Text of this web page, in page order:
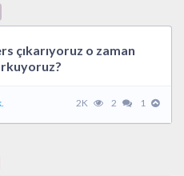
çıkarıyoruz o zaman
2K 2 1